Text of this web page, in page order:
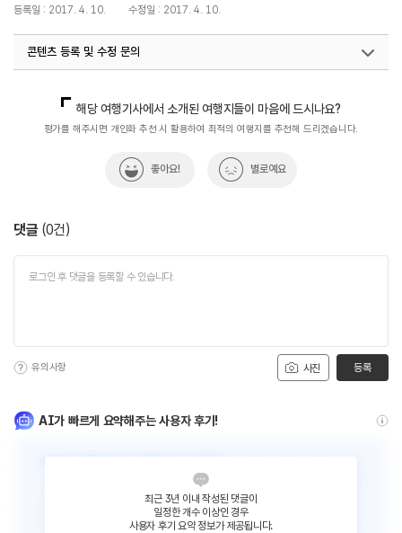
등록일 : 2017. 4. 10. 수정일 : 2017. 4. 10.
콘텐츠 등록 및 수정 문의
해당 여행기사에서 소개된 여행지들이 마음에 드시나요?
평가를 해주시면 개인화 추천 시 활용하여 최적의 여행지를 추천해 드리겠습니다.
좋아요! 별로예요
댓글 (0건)
사진
유의사항 등록
AI가 빠르게 요약해주는 사용자 후기!
최근 3년 이내 작성된 댓글이
일정한 개수 이상인 경우
사용자 후기 요약 정보가 제공됩니다.